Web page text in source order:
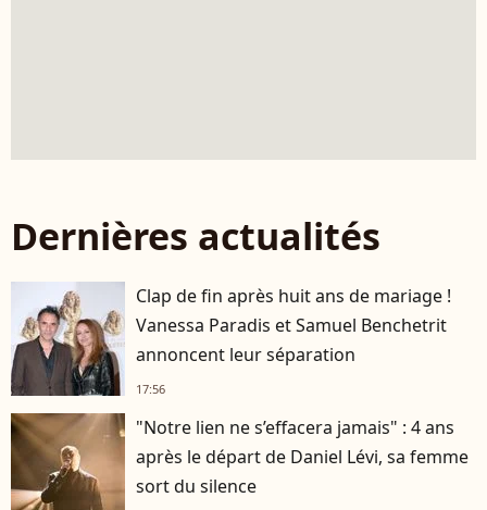
Dernières actualités
Clap de fin après huit ans de mariage !
Vanessa Paradis et Samuel Benchetrit
annoncent leur séparation
17:56
"Notre lien ne s’effacera jamais" : 4 ans
après le départ de Daniel Lévi, sa femme
sort du silence